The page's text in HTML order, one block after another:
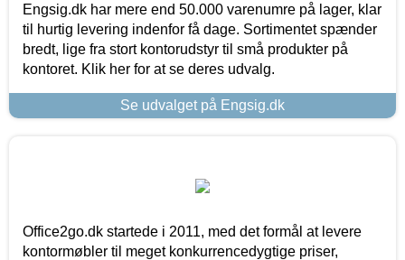
Engsig.dk har mere end 50.000 varenumre på lager, klar
til hurtig levering indenfor få dage. Sortimentet spænder
bredt, lige fra stort kontorudstyr til små produkter på
kontoret. Klik her for at se deres udvalg.
Se udvalget på Engsig.dk
Office2go.dk startede i 2011, med det formål at levere
kontormøbler til meget konkurrencedygtige priser,